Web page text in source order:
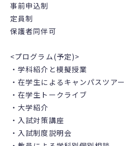
事前申込制
定員制
保護者同伴可
<プログラム(予定)>
・学科紹介と模擬授業
・在学生によるキャンパスツアー
・在学生トークライブ
・大学紹介
・入試対策講座
・入試制度説明会